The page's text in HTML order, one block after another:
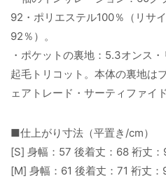
92・ポリエステル100％（リサ
92％）。
・ポケットの裏地：5.3オンス
起毛トリコット。本体の裏地は
ェアトレード・サーティファイ
■仕上がり寸法（平置き/cm）
[S] 身幅：57 後着丈：68 裄丈：
[M] 身幅：61 後着丈：71 裄丈：